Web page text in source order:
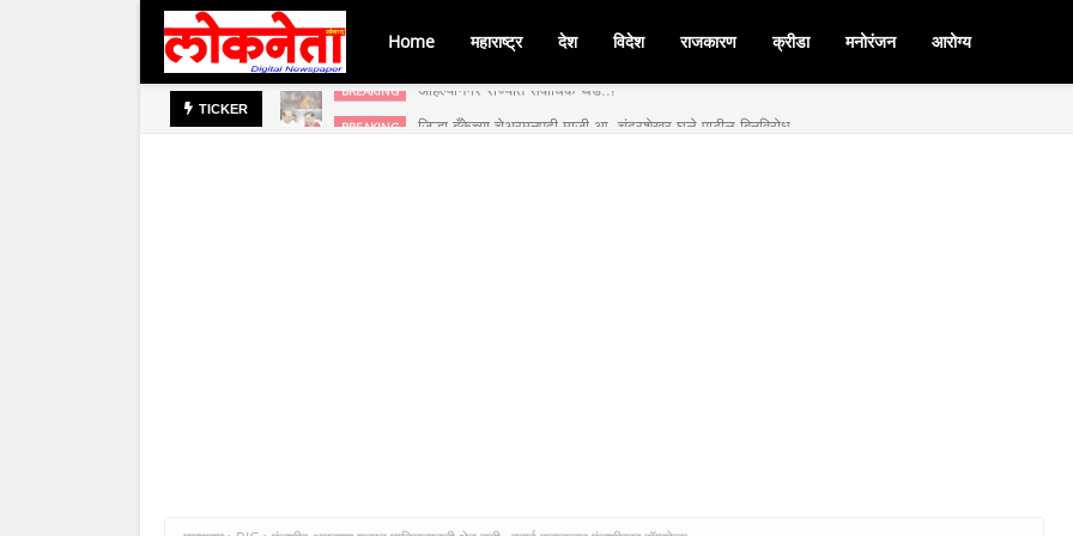
Home महाराष्ट्र देश विदेश राजकारण क्रीडा मनोरंजन आरोग्य
TICKER